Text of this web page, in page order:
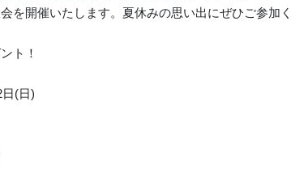
を開催いたします。夏休みの思い出にぜひご参加く
ト！
(日)